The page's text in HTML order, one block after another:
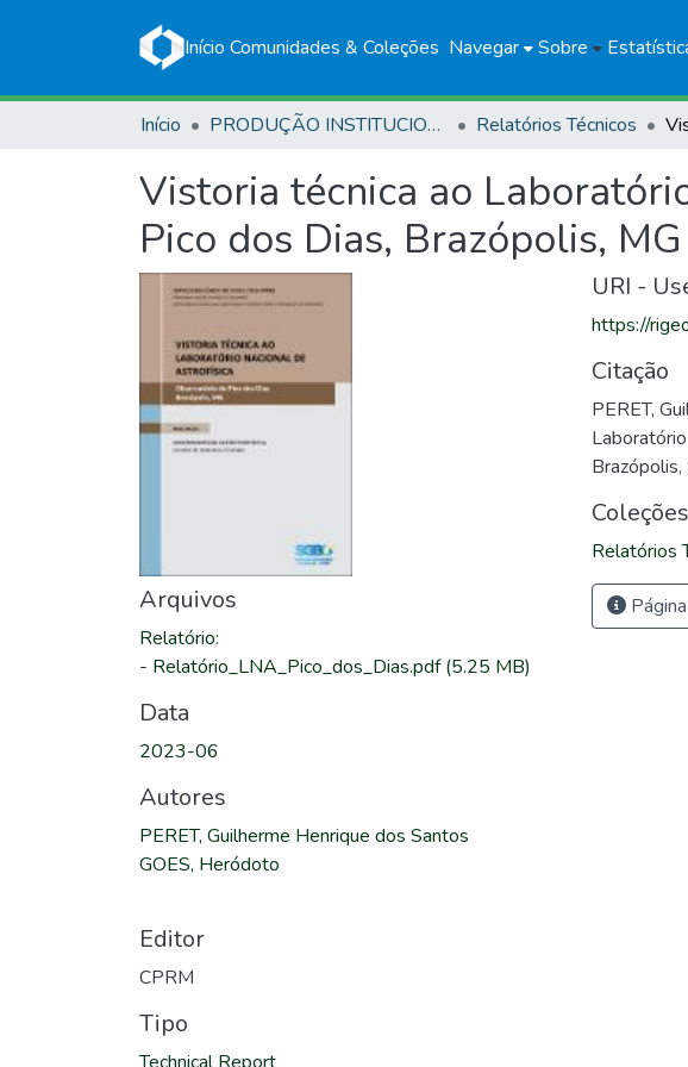
Início Comunidades & Coleções Navegar Sobre
Início PRODUÇÃO INSTITUCIONAL Relatórios Técnicos
Vistoria técnica ao
Pico dos Dias, Brazópolis, MG
Arquivos
Relatório:
- Relatório_LNA_Pico_dos_Dias.pdf(5.25 MB)
Data
2023-06
Autores
PERET, Guilherme Henrique dos Santos
GOES, Heródoto
Editor
CPRM
Tipo
URI -
https://
Citação
PERET,
Coleções
Relatórios